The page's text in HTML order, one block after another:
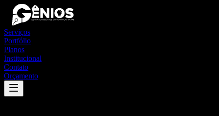
Serviços
Portfólio
Planos
Institucional
Contato
Orçamento